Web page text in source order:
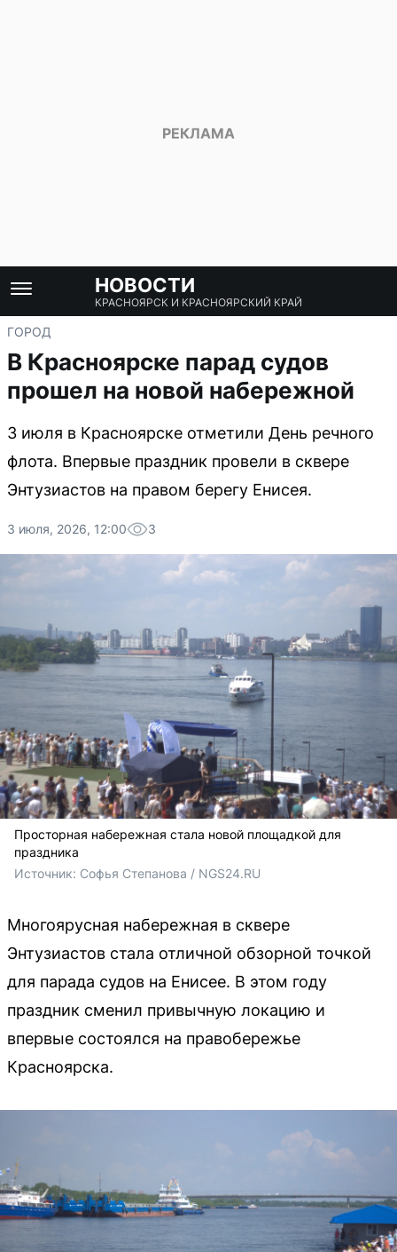
НОВОСТИ
КРАСНОЯРСК И КРАСНОЯРСКИЙ КРАЙ
ГОРОД
В Красноярске парад судов
прошел на новой набережной
3 июля в Красноярске отметили День речного
флота. Впервые праздник провели в сквере
Энтузиастов на правом берегу Енисея.
3 июля, 2026, 12:00 3
Просторная набережная стала новой площадкой для
праздника
Источник: Софья Степанова / NGS24.RU
Многоярусная набережная в сквере
Энтузиастов стала отличной обзорной точкой
для парада судов на Енисее. В этом году
праздник сменил привычную локацию и
впервые состоялся на правобережье
Красноярска.